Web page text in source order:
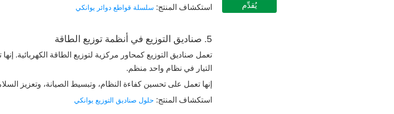
استكشاف المنتج: سلسلة قواطع دوائر يوانكي
5. صناديق التوزيع في أنظمة توزيع الطاقة
التيار في نظام واحد منظم.
إنها تعمل على تحسين كفاءة النظام، وتبسيط الصيانة، وتعزيز
استكشاف المنتج: حلول صناديق التوزيع يوانكي
يُقدِّم